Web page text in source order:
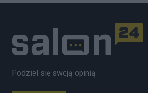
Podziel się swoją opinią